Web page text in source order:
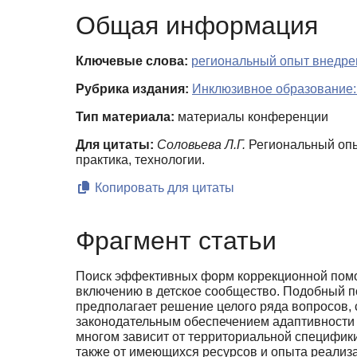
Общая информация
Ключевые слова: региональный опыт
Рубрика издания: Инклюзивное
Тип материала: материалы конференции
Для цитаты: Соловьева Л.Г. Региональный
практика, технологии.
Копировать для цитаты
Фрагмент статьи
Поиск эффективных форм коррекционной
включению в детское сообщество. Подобный
предполагает реше­ние целого ряда
законодательным обеспечением
многом зависит от территориальной
также от имеющихся ресурсов и опыта